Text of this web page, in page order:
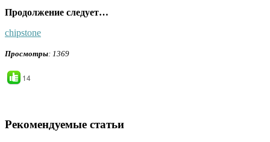
Продолжение следует…
chipstone
Просмотры: 1369
14
Рекомендуемые статьи